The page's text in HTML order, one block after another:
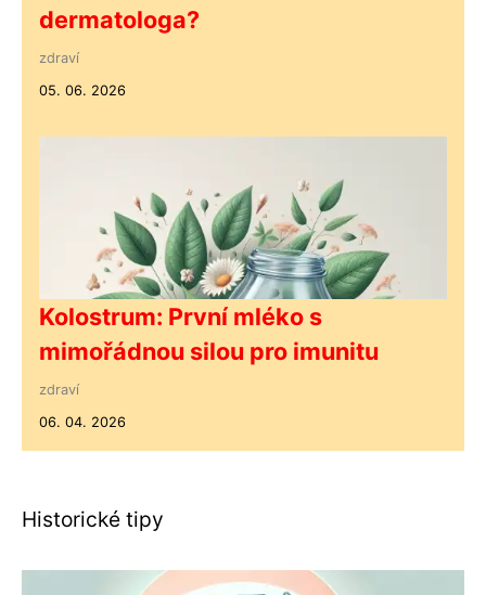
dermatologa?
zdraví
05. 06. 2026
Kolostrum: První mléko s
mimořádnou silou pro imunitu
zdraví
06. 04. 2026
Historické tipy